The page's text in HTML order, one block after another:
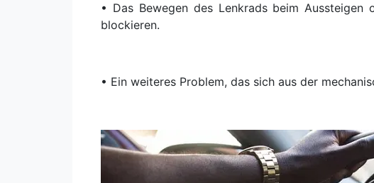
• Das Bewegen des Lenkrads beim
blockieren.
• Ein weiteres Problem, das sich aus der